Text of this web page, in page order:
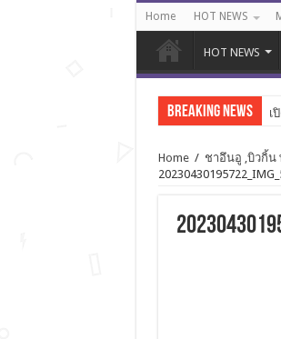
Home HOT NEWS
HOT NEWS
Breaking News เ
Home / ชาอึนอู ,บิวกิ้น